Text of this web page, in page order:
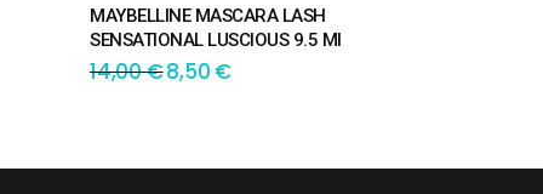
MAYBELLINE MASCARA LASH
SENSATIONAL LUSCIOUS 9.5 Ml
14,00€8,50 €